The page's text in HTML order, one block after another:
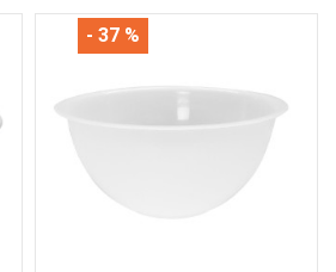
- 37 %